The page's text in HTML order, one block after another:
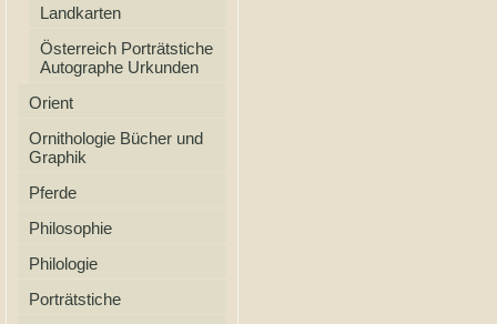
Landkarten
Österreich Porträtstiche
Autographe Urkunden
Orient
Ornithologie Bücher und
Graphik
Pferde
Philosophie
Philologie
Porträtstiche